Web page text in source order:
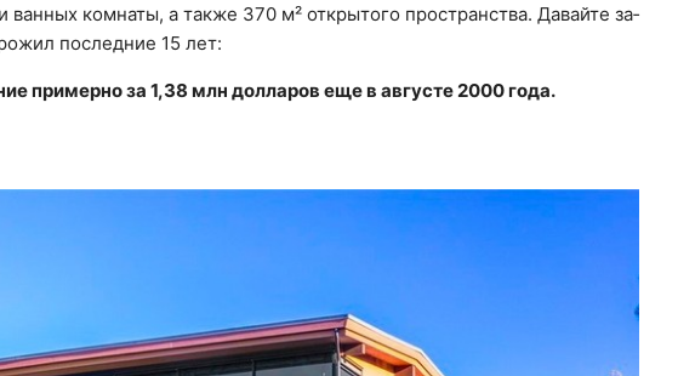
ван­ных ком­на­ты, а также 370 м² от­кры­то­го про­стран­ства. Да­вай­те за­
по­след­ние 15 лет:
примерно за 1,38 млн долларов еще в августе 2000 года.